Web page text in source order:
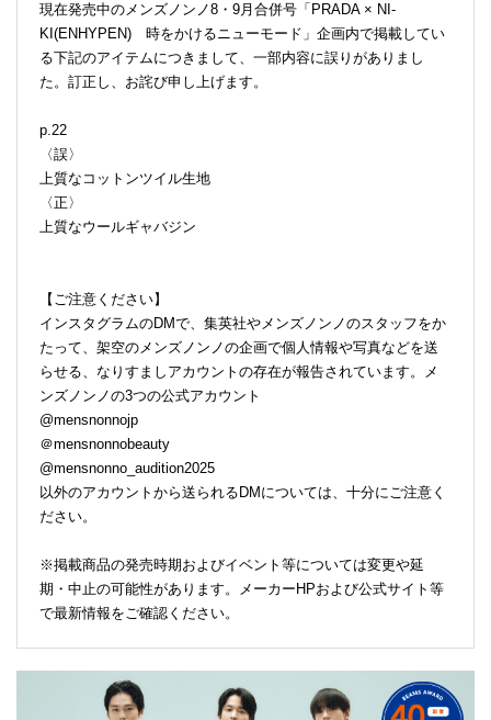
現在発売中のメンズノンノ8・9月合併号「PRADA × NI-
KI(ENHYPEN) 時をかけるニューモード」企画内で掲載してい
る下記のアイテムにつきまして、一部内容に誤りがありまし
た。訂正し、お詫び申し上げます。
p.22
〈誤〉
上質なコットンツイル生地
〈正〉
上質なウールギャバジン
【ご注意ください】
インスタグラムのDMで、集英社やメンズノンノのスタッフをか
たって、架空のメンズノンノの企画で個人情報や写真などを送
らせる、なりすましアカウントの存在が報告されています。メ
ンズノンノの3つの公式アカウント
@mensnonnojp
＠mensnonnobeauty
@mensnonno_audition2025
以外のアカウントから送られるDMについては、十分にご注意く
ださい。
※掲載商品の発売時期およびイベント等については変更や延
期・中止の可能性があります。メーカーHPおよび公式サイト等
で最新情報をご確認ください。